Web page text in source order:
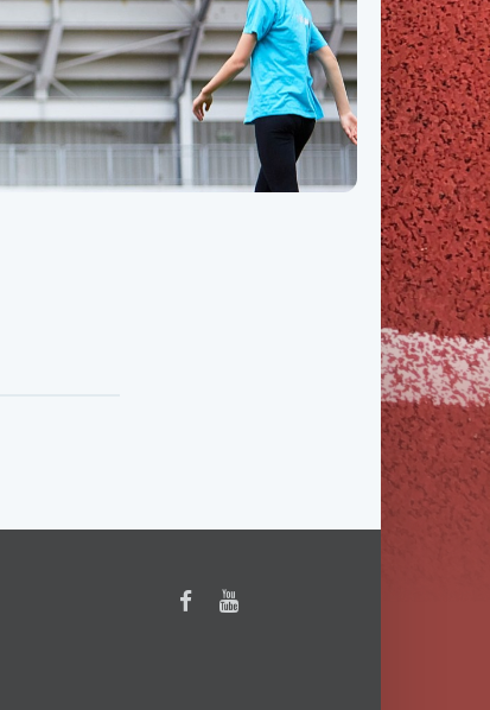
Třída V. B Třída V. C
Třída VI. B Třída VI. C
Třída VII. B Třída VII. C
Třída VIII. C